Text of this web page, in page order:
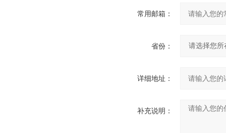
常用邮箱：
省份：
详细地址：
补充说明：